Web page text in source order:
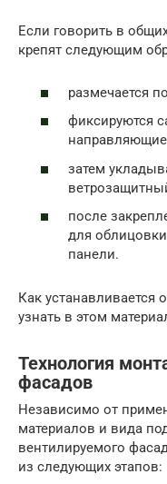
Если говорить в
крепят следующим
размечается
фиксируются
затем
после
для
панели.
Как
узнать в этом
Технология
фасадов
Независимо от
материалов и вида
вентилируемого
из следующих этапов: